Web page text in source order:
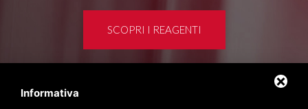
SCOPRI I REAGENTI
Area clienti
Informativa